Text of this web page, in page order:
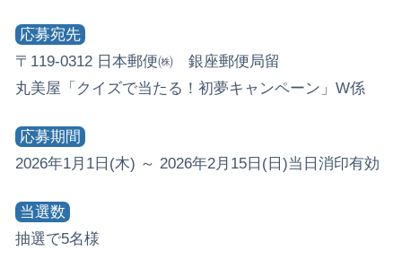
応募宛先
〒119-0312 日本郵便㈱ 銀座郵便局留
丸美屋「クイズで当たる！初夢キャンペーン」W係
応募期間
2026年1月1日(木) ～ 2026年2月15日(日)当日消印有効
当選数
抽選で5名様